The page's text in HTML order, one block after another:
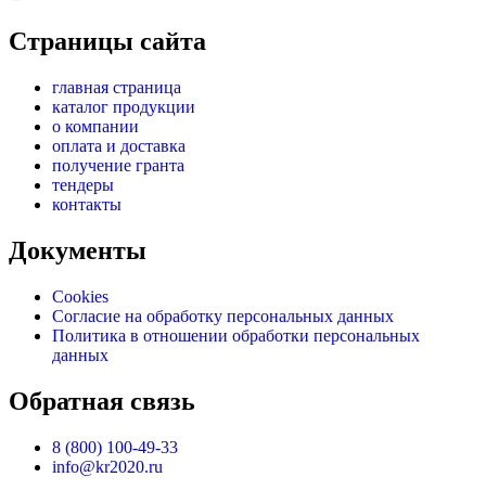
Страницы сайта
главная страница
каталог продукции
о компании
оплата и доставка
получение гранта
тендеры
контакты
Документы
Cookies
Согласие на обработку персональных данных
Политика в отношении обработки персональных
данных
Обратная связь
8 (800) 100-49-33
info@kr2020.ru